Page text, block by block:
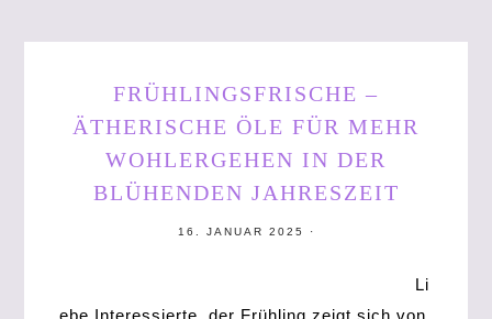
FRÜHLINGSFRISCHE –
ÄTHERISCHE ÖLE FÜR MEHR
WOHLERGEHEN IN DER
BLÜHENDEN JAHRESZEIT
16. JANUAR 2025 ·
Li
ebe Interessierte, der Frühling zeigt sich von